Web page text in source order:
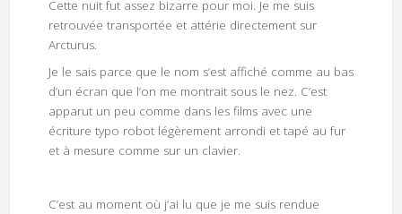
Cette nuit fut assez bizarre pour moi. Je me suis
retrouvée transportée et attérie directement sur
Arcturus.
Je le sais parce que le nom s’est affiché comme au bas
d’un écran que l’on me montrait sous le nez. C’est
apparut un peu comme dans les films avec une
écriture typo robot légèrement arrondi et tapé au fur
et à mesure comme sur un clavier.
C’est au moment où j’ai lu que je me suis rendue